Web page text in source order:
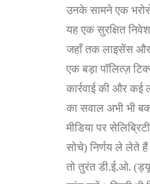
उनके सामने एक
यह एक सुरक्षित
जहाँ तक लाइसेंस और
एक बड़ा पॉलित्ज़
कार्रवाई की और कई
का सवाल अभी भी
मीडिया पर
सोचे) निर्णय ले
तो तुरंत डी.ई.ओ.